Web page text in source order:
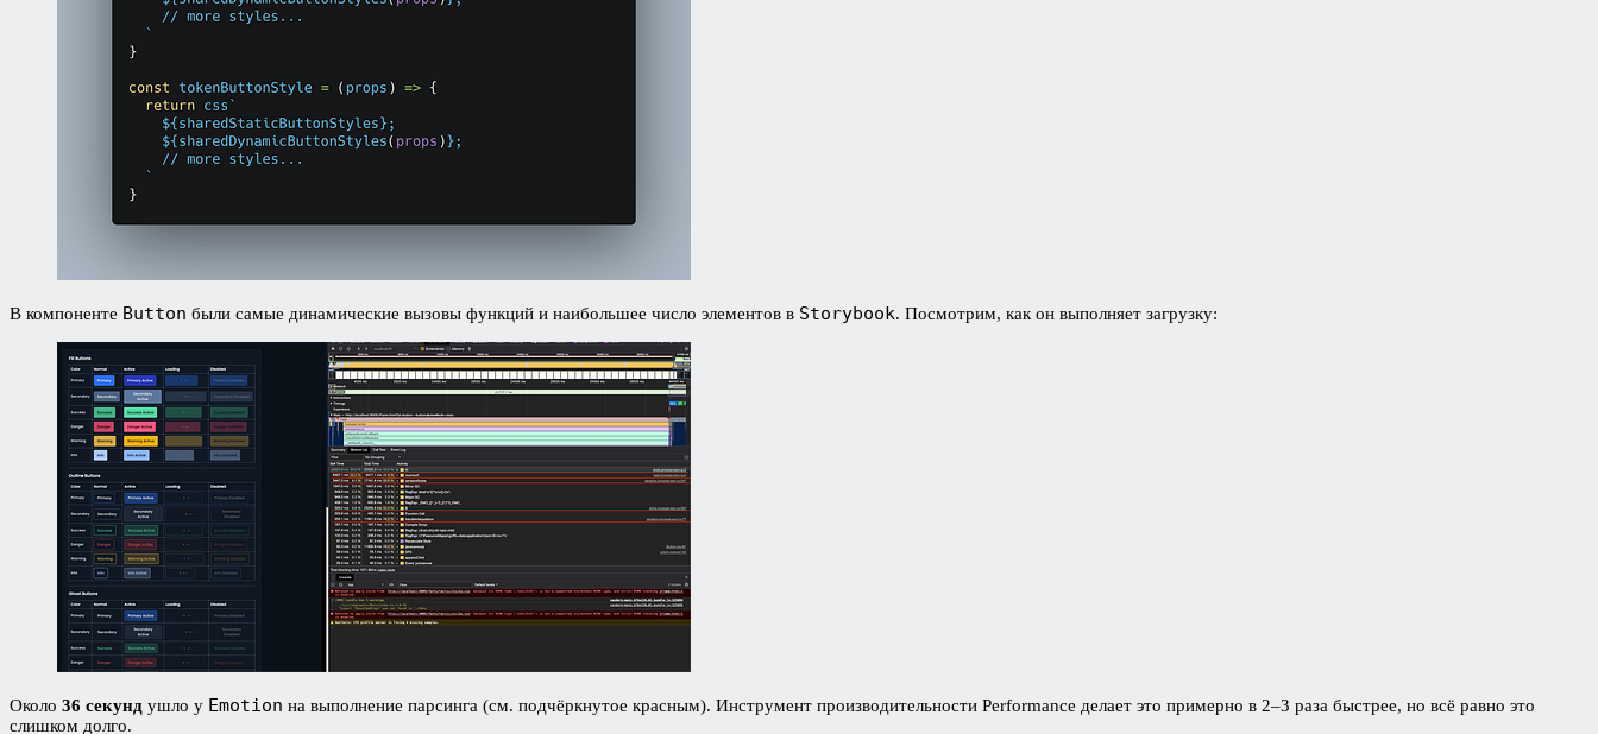
В компоненте Button были самые динамические вызовы функций и наибольшее число элементов в Storybook. Посмотрим, как он выполняет загрузку:
Около 36 секунд ушло у Emotion на выполнение парсинга (см. подчёркнутое красным). Инструмент производительности Performance делает это примерно в 2–3 раза быстрее, но всё равно это
слишком долго.